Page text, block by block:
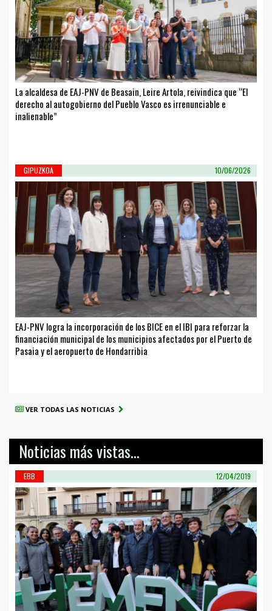
La alcaldesa de EAJ-PNV de Beasain, Leire Artola, reivindica que “El
derecho al autogobierno del Pueblo Vasco es irrenunciable e
inalienable”
GIPUZKOA 10/06/2026
EAJ-PNV logra la incorporación de los BICE en el IBI para reforzar la
financiación municipal de los municipios afectados por el Puerto de
Pasaia y el aeropuerto de Hondarribia
VER TODAS LAS NOTICIAS
Noticias más vistas...
EBB 12/04/2019